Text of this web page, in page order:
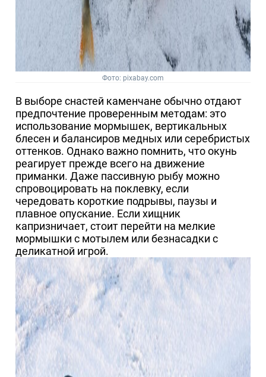
Фото: pixabay.com
В выборе снастей каменчане обычно отдают
предпочтение проверенным методам: это
использование мормышек, вертикальных
блесен и балансиров медных или серебристых
оттенков. Однако важно помнить, что окунь
реагирует прежде всего на движение
приманки. Даже пассивную рыбу можно
спровоцировать на поклевку, если
чередовать короткие подрывы, паузы и
плавное опускание. Если хищник
капризничает, стоит перейти на мелкие
мормышки с мотылем или безнасадки с
деликатной игрой.